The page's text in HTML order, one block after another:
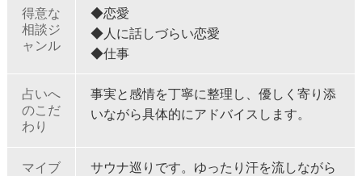
得意な
相談ジ
ャンル
◆恋愛
◆人に話しづらい恋愛
◆仕事
占いへ
のこだ
わり
事実と感情を丁寧に整理し、優しく寄り添
いながら具体的にアドバイスします。
マイブ
サウナ巡りです。ゆったり汗を流しながら